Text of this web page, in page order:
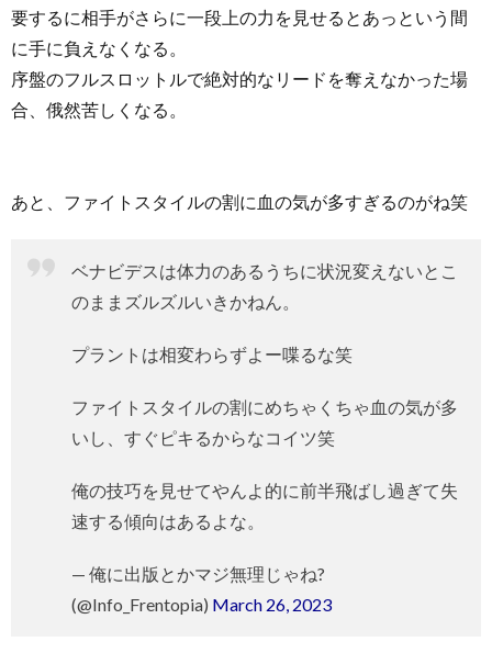
要するに相手がさらに一段上の力を見せるとあっという間
に手に負えなくなる。
序盤のフルスロットルで絶対的なリードを奪えなかった場
合、俄然苦しくなる。
あと、ファイトスタイルの割に血の気が多すぎるのがね笑
ベナビデスは体力のあるうちに状況変えないとこ
のままズルズルいきかねん。
プラントは相変わらずよー喋るな笑
ファイトスタイルの割にめちゃくちゃ血の気が多
いし、すぐピキるからなコイツ笑
俺の技巧を見せてやんよ的に前半飛ばし過ぎて失
速する傾向はあるよな。
— 俺に出版とかマジ無理じゃね?
(@Info_Frentopia) March 26, 2023